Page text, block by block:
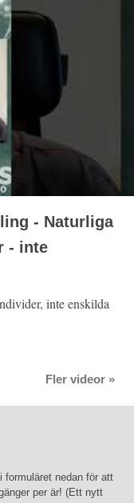
- Naturliga
- inte
inte enskilda
Fler videor »
formuläret nedan för att
per är! (Ett nytt